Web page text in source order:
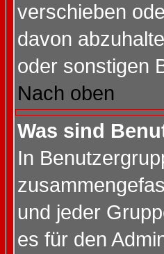
verschieben
davon
oder sonstigen
Nach oben
Was sind
In
und jeder
es für den